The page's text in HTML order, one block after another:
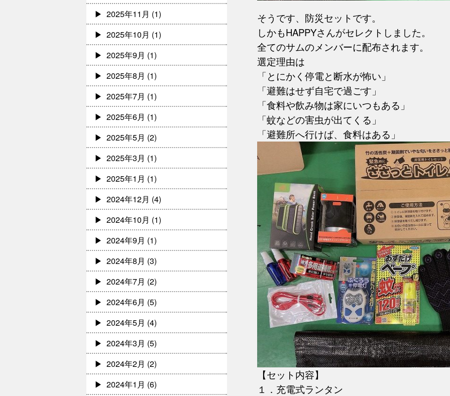
そうです、防災セットです。
しかもHAPPYさんがセレクトしました。
全てのサムのメンバーに配布されます。
選定理由は
「とにかく停電と断水が怖い」
「避難はせず自宅で過ごす」
「食料や飲み物は家にいつもある」
「蚊などの害虫が出てくる」
「避難所へ行けば、食料はある」
【セット内容】
１．充電式ランタン
2025年11月 (1)
2025年10月 (1)
2025年9月 (1)
2025年8月 (1)
2025年7月 (1)
2025年6月 (1)
2025年5月 (2)
2025年3月 (1)
2025年1月 (1)
2024年12月 (4)
2024年10月 (1)
2024年9月 (1)
2024年8月 (3)
2024年7月 (2)
2024年6月 (5)
2024年5月 (4)
2024年3月 (5)
2024年2月 (2)
2024年1月 (6)